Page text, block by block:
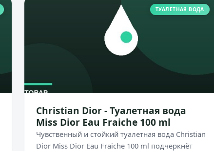
ТУАЛЕТНАЯ ВОДА
Christian Dior - Туалетная вода
Miss Dior Eau Fraiche 100 ml
Чувственный и стойкий туалетная вода Christian
Dior Miss Dior Eau Fraiche 100 ml подчеркнёт